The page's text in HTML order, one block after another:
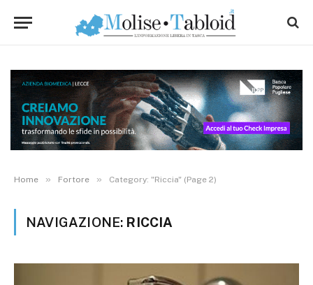
Home » Fortore » Category: "Riccia" (Page 2)
NAVIGAZIONE: RICCIA